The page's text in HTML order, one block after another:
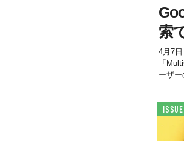
索
4月7
「
ーザ
ISSUE